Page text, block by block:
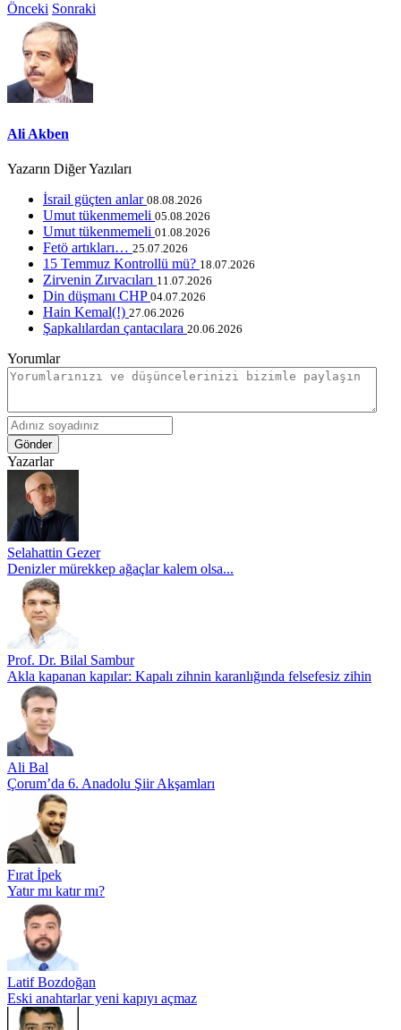
Önceki Sonraki
Ali Akben
Yazarın Diğer Yazıları
İsrail güçten anlar 08.08.2026
Umut tükenmemeli 05.08.2026
Umut tükenmemeli 01.08.2026
Fetö artıkları… 25.07.2026
15 Temmuz Kontrollü mü? 18.07.2026
Zirvenin Zırvacıları 11.07.2026
Din düşmanı CHP 04.07.2026
Hain Kemal(!) 27.06.2026
Şapkalılardan çantacılara 20.06.2026
Yorumlar
Gönder
Yazarlar
Selahattin Gezer
Denizler mürekkep ağaçlar kalem olsa...
Prof. Dr. Bilal Sambur
Akla kapanan kapılar: Kapalı zihnin karanlığında felsefesiz zihin
Ali Bal
Çorum’da 6. Anadolu Şiir Akşamları
Fırat İpek
Yatır mı katır mı?
Latif Bozdoğan
Eski anahtarlar yeni kapıyı açmaz